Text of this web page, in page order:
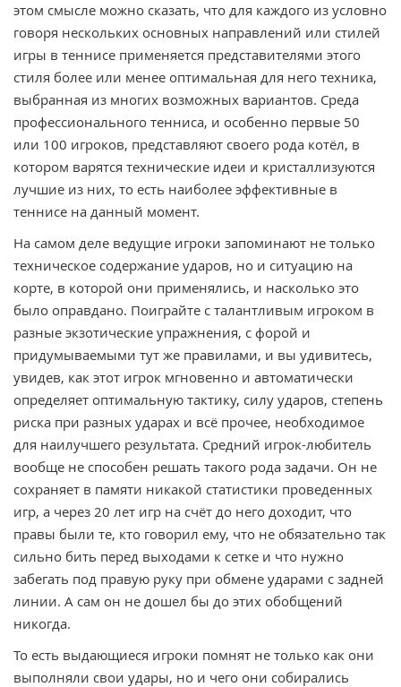
этом смысле можно сказать, что для каждого из условно
говоря нескольких основных направлений или стилей
игры в теннисе применяется представителями этого
стиля более или менее оптимальная для него техника,
выбранная из многих возможных вариантов. Среда
профессионального тенниса, и особенно первые 50
или 100 игроков, представляют своего рода котёл, в
котором варятся технические идеи и кристаллизуются
лучшие из них, то есть наиболее эффективные в
теннисе на данный момент.
На самом деле ведущие игроки запоминают не только
техническое содержание ударов, но и ситуацию на
корте, в которой они применялись, и насколько это
было оправдано. Поиграйте с талантливым игроком в
разные экзотические упражнения, с форой и
придумываемыми тут же правилами, и вы удивитесь,
увидев, как этот игрок мгновенно и автоматически
определяет оптимальную тактику, силу ударов, степень
риска при разных ударах и всё прочее, необходимое
для наилучшего результата. Средний игрок-любитель
вообще не способен решать такого рода задачи. Он не
сохраняет в памяти никакой статистики проведенных
игр, а через 20 лет игр на счёт до него доходит, что
правы были те, кто говорил ему, что не обязательно так
сильно бить перед выходами к сетке и что нужно
забегать под правую руку при обмене ударами с задней
линии. А сам он не дошел бы до этих обобщений
никогда.
То есть выдающиеся игроки помнят не только как они
выполняли свои удары, но и чего они собирались